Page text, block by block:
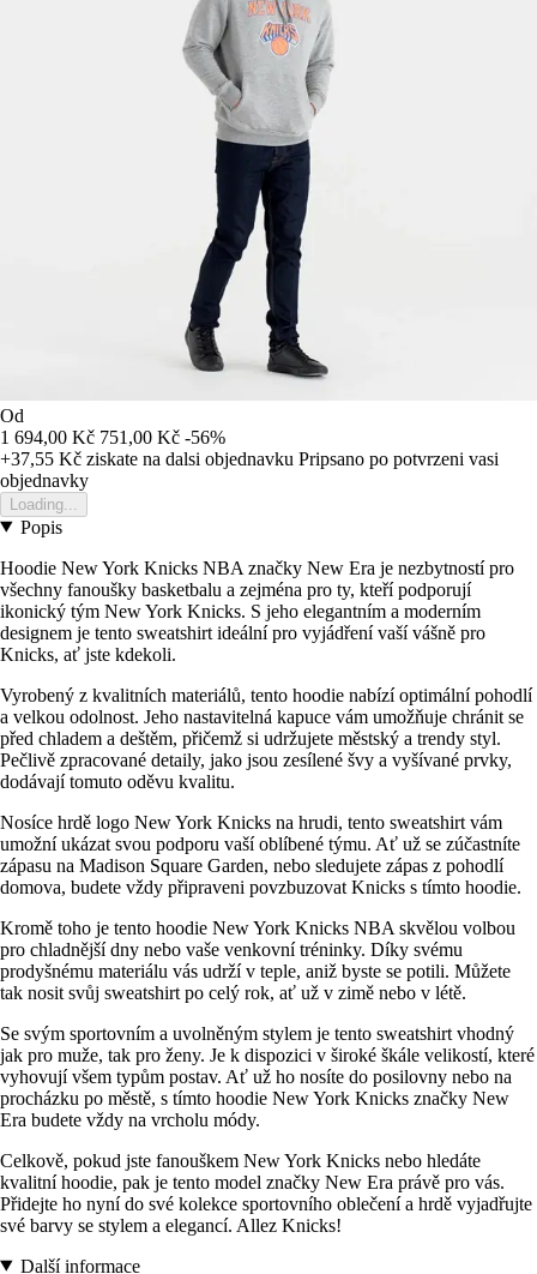
Od
1 694,00 Kč 751,00 Kč -56%
+37,55 Kč ziskate na dalsi objednavku Pripsano po potvrzeni vasi
objednavky
Loading...
Popis
Hoodie New York Knicks NBA značky New Era je nezbytností pro
všechny fanoušky basketbalu a zejména pro ty, kteří podporují
ikonický tým New York Knicks. S jeho elegantním a moderním
designem je tento sweatshirt ideální pro vyjádření vaší vášně pro
Knicks, ať jste kdekoli.
Vyrobený z kvalitních materiálů, tento hoodie nabízí optimální pohodlí
a velkou odolnost. Jeho nastavitelná kapuce vám umožňuje chránit se
před chladem a deštěm, přičemž si udržujete městský a trendy styl.
Pečlivě zpracované detaily, jako jsou zesílené švy a vyšívané prvky,
dodávají tomuto oděvu kvalitu.
Nosíce hrdě logo New York Knicks na hrudi, tento sweatshirt vám
umožní ukázat svou podporu vaší oblíbené týmu. Ať už se zúčastníte
zápasu na Madison Square Garden, nebo sledujete zápas z pohodlí
domova, budete vždy připraveni povzbuzovat Knicks s tímto hoodie.
Kromě toho je tento hoodie New York Knicks NBA skvělou volbou
pro chladnější dny nebo vaše venkovní tréninky. Díky svému
prodyšnému materiálu vás udrží v teple, aniž byste se potili. Můžete
tak nosit svůj sweatshirt po celý rok, ať už v zimě nebo v létě.
Se svým sportovním a uvolněným stylem je tento sweatshirt vhodný
jak pro muže, tak pro ženy. Je k dispozici v široké škále velikostí, které
vyhovují všem typům postav. Ať už ho nosíte do posilovny nebo na
procházku po městě, s tímto hoodie New York Knicks značky New
Era budete vždy na vrcholu módy.
Celkově, pokud jste fanouškem New York Knicks nebo hledáte
kvalitní hoodie, pak je tento model značky New Era právě pro vás.
Přidejte ho nyní do své kolekce sportovního oblečení a hrdě vyjadřujte
své barvy se stylem a elegancí. Allez Knicks!
Další informace